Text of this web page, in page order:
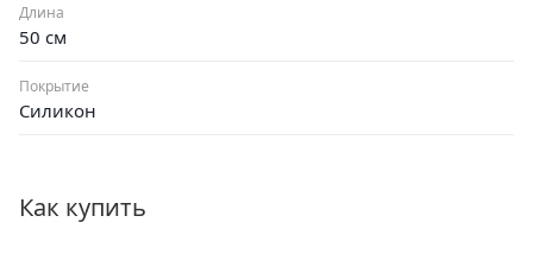
Длина
50 см
Покрытие
Силикон
Как купить